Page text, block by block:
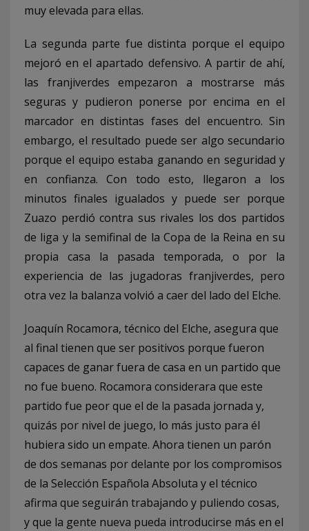
muy elevada para ellas.
La segunda parte fue distinta porque el equipo
mejoró en el apartado defensivo. A partir de ahí,
las franjiverdes empezaron a mostrarse más
seguras y pudieron ponerse por encima en el
marcador en distintas fases del encuentro. Sin
embargo, el resultado puede ser algo secundario
porque el equipo estaba ganando en seguridad y
en confianza. Con todo esto, llegaron a los
minutos finales igualados y puede ser porque
Zuazo perdió contra sus rivales los dos partidos
de liga y la semifinal de la Copa de la Reina en su
propia casa la pasada temporada, o por la
experiencia de las jugadoras franjiverdes, pero
otra vez la balanza volvió a caer del lado del Elche.
Joaquín Rocamora, técnico del Elche, asegura que
al final tienen que ser positivos porque fueron
capaces de ganar fuera de casa en un partido que
no fue bueno. Rocamora considerara que este
partido fue peor que el de la pasada jornada y,
quizás por nivel de juego, lo más justo para él
hubiera sido un empate. Ahora tienen un parón
de dos semanas por delante por los compromisos
de la Selección Española Absoluta y el técnico
afirma que seguirán trabajando y puliendo cosas,
y que la gente nueva pueda introducirse más en el